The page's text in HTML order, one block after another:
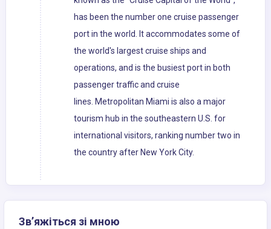
has been the number one cruise passenger
port in the world. It accommodates some of
the world's largest cruise ships and
operations, and is the busiest port in both
passenger traffic and cruise
lines. Metropolitan Miami is also a major
tourism hub in the southeastern U.S. for
international visitors, ranking number two in
the country after New York City.
Зв’яжіться зі мною